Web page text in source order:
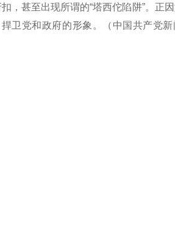
，甚至出现所谓的“塔西佗陷阱”。正
卫党和政府的形象。（中国共产党新